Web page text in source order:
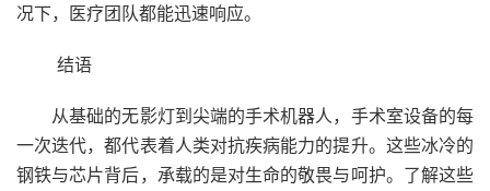
况下，医疗团队都能迅速响应。
结语
从基础的无影灯到尖端的手术机器人，手术室设备的每
一次迭代，都代表着人类对抗疾病能力的提升。这些冰冷的
钢铁与芯片背后，承载的是对生命的敬畏与呵护。了解这些